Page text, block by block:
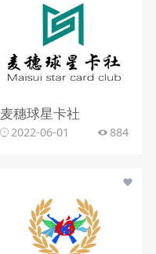
麦穗球星卡社
2022-06-01 884